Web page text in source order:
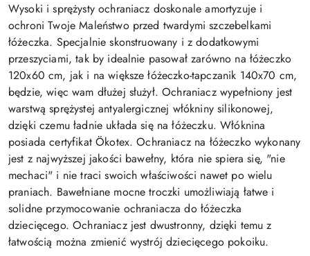
Wysoki i sprężysty ochraniacz doskonale amortyzuje i
ochroni Twoje Maleństwo przed twardymi szczebelkami
łóżeczka. Specjalnie skonstruowany i z dodatkowymi
przeszyciami, tak by idealnie pasował zarówno na łóżeczko
120x60 cm, jak i na większe łóżeczko-tapczanik 140x70 cm,
będzie, więc wam dłużej służył. Ochraniacz wypełniony jest
warstwą sprężystej antyalergicznej włókniny silikonowej,
dzięki czemu ładnie układa się na łóżeczku. Włóknina
posiada certyfikatÖkotex. Ochraniacz na łóżeczko wykonany
jest z najwyższej jakości bawełny, która nie spiera się, "nie
mechaci" i nie traci swoich właściwości nawet po wielu
praniach. Bawełniane mocne troczki umożliwiają łatwe i
solidne przymocowanie ochraniacza do łóżeczka
dziecięcego. Ochraniacz jest dwustronny, dzięki temu z
łatwością można zmienić wystrój dziecięcego pokoiku.